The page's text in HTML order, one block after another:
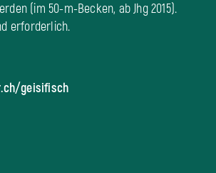
(im 50-m-Becken, ab Jhg 2015).
erforderlich.
geisifisch